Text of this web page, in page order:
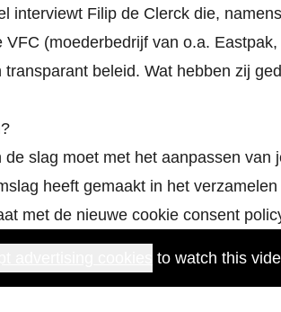
interviewt Filip de Clerck die,
VFC (moederbedrijf van o.a.
transparant beleid. Wat hebben zij
de slag moet met het aanpassen
heeft gemaakt in het
met de nieuwe cookie consent
to watch this